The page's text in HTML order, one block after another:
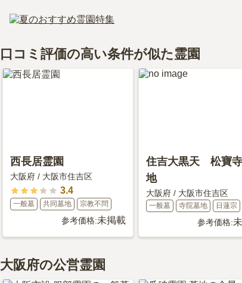
太平寺サンライズガーデンがある大阪府の樹木葬
覧ください。
はい、太平寺サンライズガーデンは永代供養に対
太平寺サンライズガーデンがある大阪府の永代供
永代供養について詳しく知りたい方は『
永代供養
口コミ評価の高い条件が似た霊園
西長居霊園
大阪府 / 大阪市住吉区
3.4
一般墓 共同墓地 宗教不問
参考価格:未掲載
住吉大黒天 松寶
地
大阪府 / 大阪市住吉区
一般墓 寺院墓地 日蓮宗
参考価格:
大阪府の公営霊園